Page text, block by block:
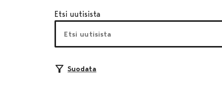
Etsi uutisista
Suodata